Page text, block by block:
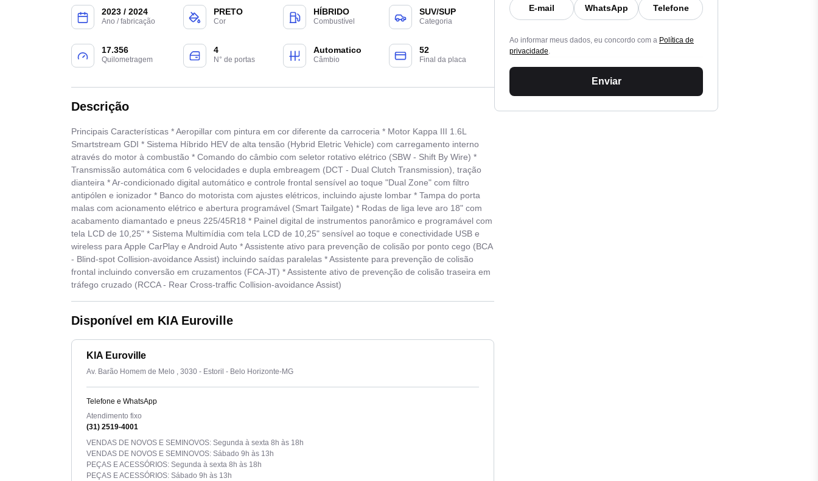
2023 / 2024
Ano / fabricação
PRETO
Cor
HÍBRIDO
Combustível
SUV/SUP
Categoria
17.356
Quilometragem
4
N° de portas
Automatico
Câmbio
52
Final da placa
Descrição
Principais Características * Aeropillar com pintura em cor diferente da carroceria * Motor Kappa III 1.6L
Smartstream GDI * Sistema Híbrido HEV de alta tensão (Hybrid Eletric Vehicle) com carregamento interno
através do motor à combustão * Comando do câmbio com seletor rotativo elétrico (SBW - Shift By Wire) *
Transmissão automática com 6 velocidades e dupla embreagem (DCT - Dual Clutch Transmission), tração
dianteira * Ar-condicionado digital automático e controle frontal sensível ao toque "Dual Zone" com filtro
antipólen e ionizador * Banco do motorista com ajustes elétricos, incluindo ajuste lombar * Tampa do porta
malas com acionamento elétrico e abertura programável (Smart Tailgate) * Rodas de liga leve aro 18" com
acabamento diamantado e pneus 225/45R18 * Painel digital de instrumentos panorâmico e programável com
tela LCD de 10,25" * Sistema Multimídia com tela LCD de 10,25" sensível ao toque e conectividade USB e
wireless para Apple CarPlay e Android Auto * Assistente ativo para prevenção de colisão por ponto cego (BCA
- Blind-spot Collision-avoidance Assist) incluindo saídas paralelas * Assistente para prevenção de colisão
frontal incluindo conversão em cruzamentos (FCA-JT) * Assistente ativo de prevenção de colisão traseira em
tráfego cruzado (RCCA - Rear Cross-traffic Collision-avoidance Assist)
Disponível em KIA Euroville
KIA Euroville
Av. Barão Homem de Melo , 3030 - Estoril - Belo Horizonte-MG
Telefone e WhatsApp
Atendimento fixo
(31) 2519-4001
VENDAS DE NOVOS E SEMINOVOS: Segunda à sexta 8h às 18h
VENDAS DE NOVOS E SEMINOVOS: Sábado 9h às 13h
PEÇAS E ACESSÓRIOS: Segunda à sexta 8h às 18h
PEÇAS E ACESSÓRIOS: Sábado 9h às 13h
E-mail WhatsApp Telefone
Ao informar meus dados, eu concordo com a Política de
privacidade.
Enviar